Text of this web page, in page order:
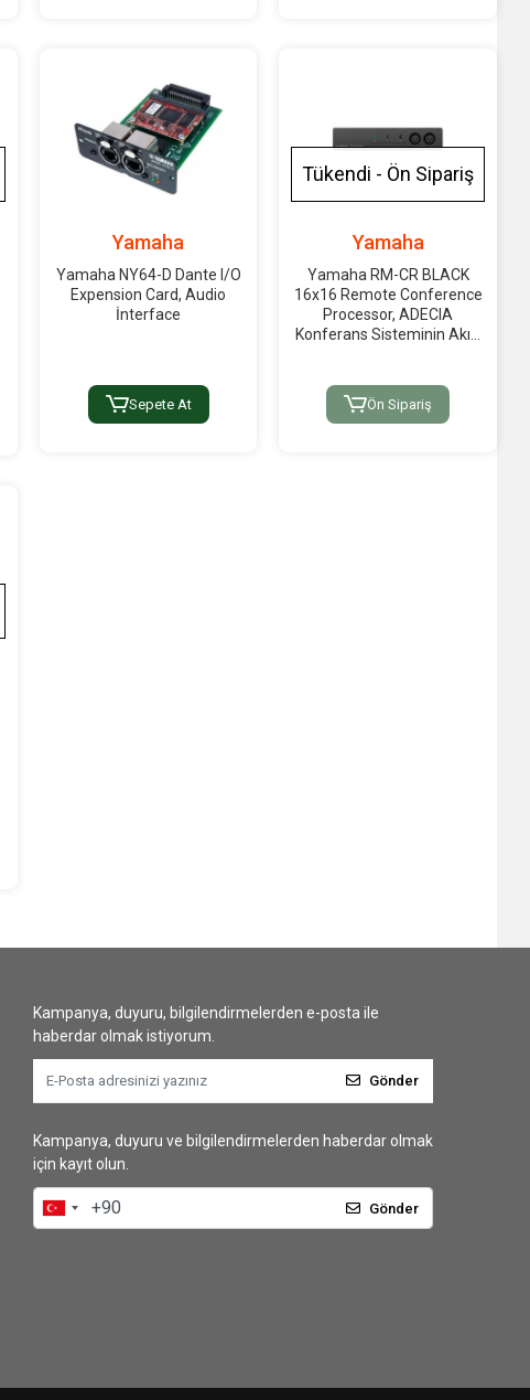
Yamaha
Yamaha NY64-D Dante I/O
Expension Card, Audio
İnterface
Sepete At
Tükendi - Ön Sipariş
Yamaha
Yamaha RM-CR BLACK
16x16 Remote Conference
Processor, ADECIA
Konferans Sisteminin Akıllı
Ön Sipariş
Kampanya, duyuru, bilgilendirmelerden e-posta ile
haberdar olmak istiyorum.
Gönder
Kampanya, duyuru ve bilgilendirmelerden haberdar olmak
için kayıt olun.
Gönder